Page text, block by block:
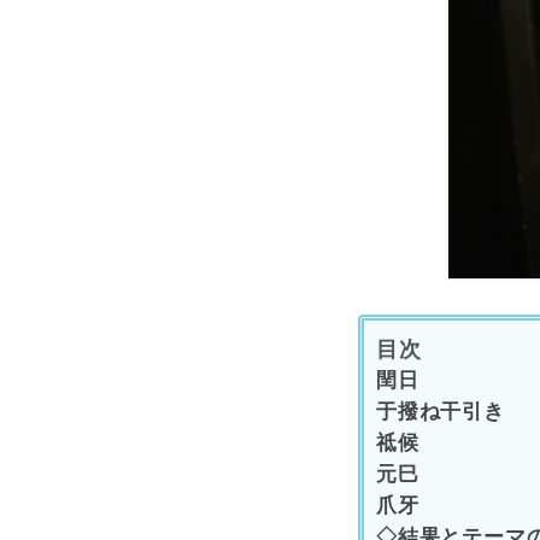
目次
閏日
于撥ね干引き
祗候
元巳
爪牙